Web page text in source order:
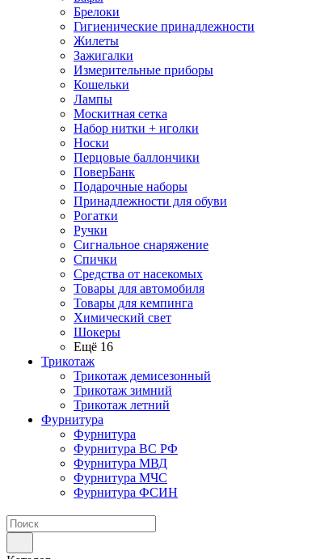
Брелоки
Гигиенические принадлежности
Жилеты
Зажигалки
Измерительные приборы
Кошельки
Лампы
Москитная сетка
Набор нитки + иголки
Носки
Перцовые баллончики
ПоверБанк
Подарочные наборы
Принадлежности для обуви
Рогатки
Ручки
Сигнальное снаряжение
Спички
Средства от насекомых
Товары для автомобиля
Товары для кемпинга
Химический свет
Шокеры
Ещё 16
Трикотаж
Трикотаж демисезонный
Трикотаж зимний
Трикотаж летний
Фурнитура
Фурнитура
Фурнитура ВС РФ
Фурнитура МВД
Фурнитура МЧС
Фурнитура ФСИН